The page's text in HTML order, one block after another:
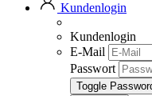
Kundenlogin
Kundenlogin
E-Mail
Passwort
Toggle